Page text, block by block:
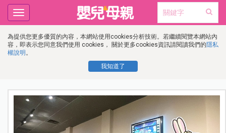
為提供您更多優質的內容，本網站使用cookies分析技術。若繼續閱覽本網站內
容，即表示您同意我們使用 cookies， 關於更多cookies資訊請閱讀我們的隱私
權說明 。
我知道了
Toggle
navigation